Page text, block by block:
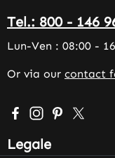
Tel.: 800 - 146
Lun-Ven : 08:00 -
Or via our contact
Visit us on
Check us out
GetFollow
Legale